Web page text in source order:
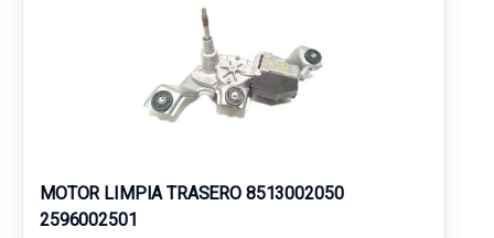
MOTOR LIMPIA TRASERO 8513002050
2596002501